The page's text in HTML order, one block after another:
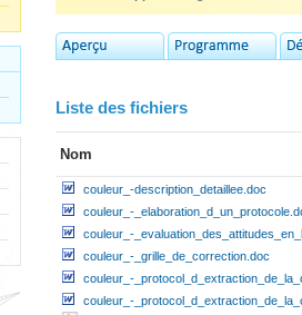
Liste des fichiers
Nom
couleur_-description_detaillee.doc
couleur_-
couleur_-
couleur_-_grille_de_correction.doc
couleur_-
couleur_-